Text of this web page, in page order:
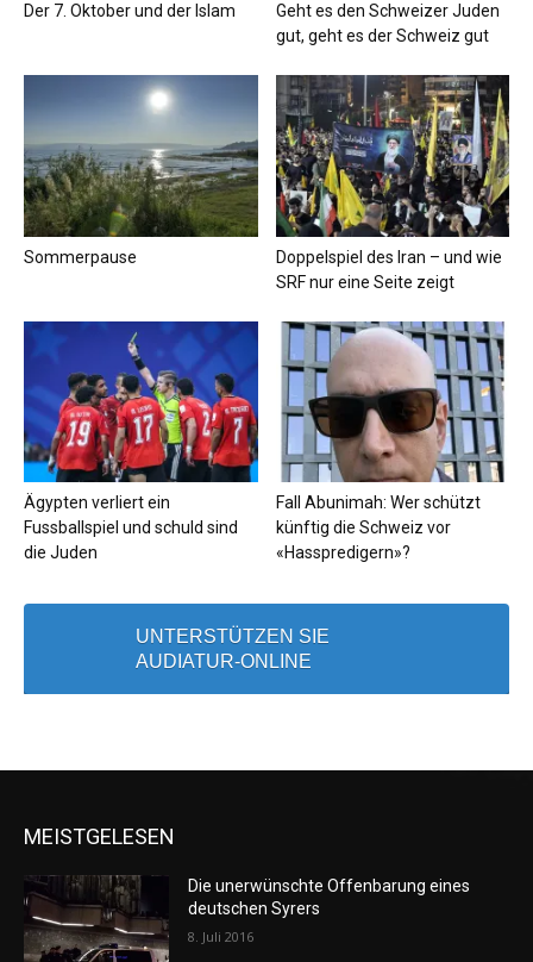
Der 7. Oktober und der Islam
Geht es den Schweizer Juden
gut, geht es der Schweiz gut
Sommerpause
Doppelspiel des Iran – und wie
SRF nur eine Seite zeigt
Ägypten verliert ein
Fussballspiel und schuld sind
die Juden
Fall Abunimah: Wer schützt
künftig die Schweiz vor
«Hasspredigern»?
UNTERSTÜTZEN SIE
AUDIATUR-ONLINE
MEISTGELESEN
Die unerwünschte Offenbarung eines
deutschen Syrers
8. Juli 2016